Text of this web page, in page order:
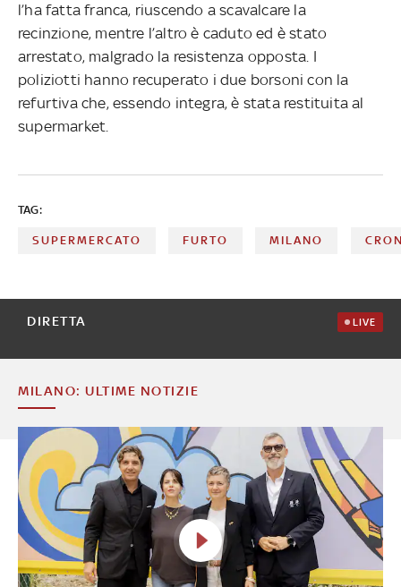
l’ha fatta franca, riuscendo a scavalcare la
recinzione, mentre l’altro è caduto ed è stato
arrestato, malgrado la resistenza opposta. I
poliziotti hanno recuperato i due borsoni con la
refurtiva che, essendo integra, è stata restituita al
supermarket.
TAG:
SUPERMERCATO FURTO MILANO
DIRETTA LIVE
MILANO: ULTIME NOTIZIE